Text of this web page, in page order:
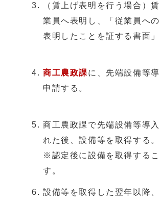
（賃上げ表明を行う場合）
業員へ表明し、「従業員へ
表明したことを証する書面」
商工農政課に、先端設備等
申請する。
商工農政課で先端設備等導
れた後、設備等を取得する。
※認定後に設備を取得する
す。
設備等を取得した翌年以降、